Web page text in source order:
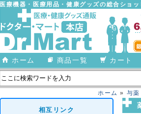
医療機器・医療用品・健康グッズの総合ショ
ホーム 商品一覧 カート
ホーム » 与薬
相互リンク